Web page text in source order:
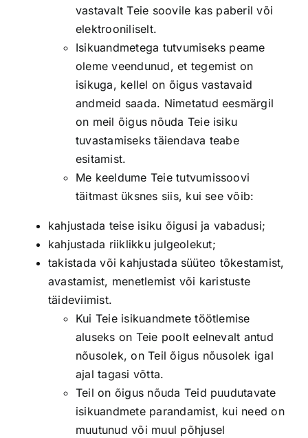
vastavalt Teie soovile kas paberil või
elektrooniliselt.
Isikuandmetega tutvumiseks peame
oleme veendunud, et tegemist on
isikuga, kellel on õigus vastavaid
andmeid saada. Nimetatud eesmärgil
on meil õigus nõuda Teie isiku
tuvastamiseks täiendava teabe
esitamist.
Me keeldume Teie tutvumissoovi
täitmast üksnes siis, kui see võib:
kahjustada teise isiku õigusi ja vabadusi;
kahjustada riiklikku julgeolekut;
takistada või kahjustada süüteo tõkestamist,
avastamist, menetlemist või karistuste
täideviimist.
Kui Teie isikuandmete töötlemise
aluseks on Teie poolt eelnevalt antud
nõusolek, on Teil õigus nõusolek igal
ajal tagasi võtta.
Teil on õigus nõuda Teid puudutavate
isikuandmete parandamist, kui need on
muutunud või muul põhjusel